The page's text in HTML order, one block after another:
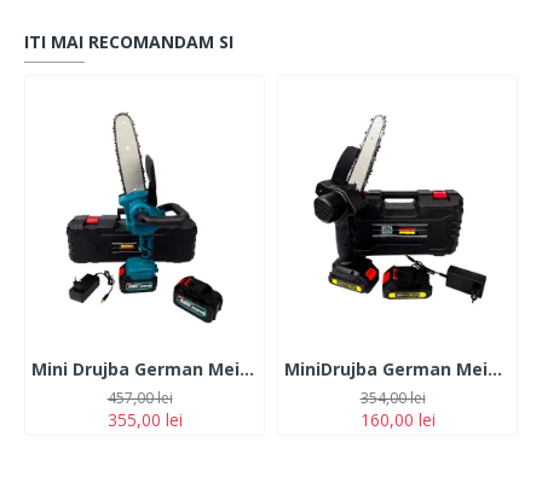
ITI MAI RECOMANDAM SI
Mini Drujba German Meister 128V, 10Ah, cu 2 Acumulatori, Lama 20CM, Albastra
355,00 lei
457,00 lei
MiniDrujba German Meister, 36V, 5Ah, 2 Acumulatori, Lama 15CM, Neagra
160,00 lei
354,00 lei